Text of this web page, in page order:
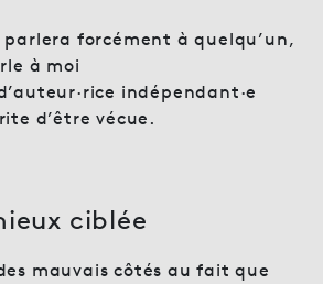
forcément à quelqu’un,
à moi
indépendant·e
d’être vécue.
ciblée
mauvais côtés au fait que